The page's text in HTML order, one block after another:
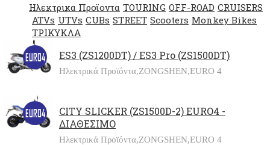
Ηλεκτρικα Προϊοντα TOURING OFF-ROAD CRUISERS
ATVs UTVs CUBs STREET Scooters Monkey Bikes
ΤΡΙΚΥΚΛΑ
ES3 (ZS1200DT) / ES3 Pro (ZS1500DT)
Ηλεκτρικά Προϊόντα,ZONGSHEN,EURO 4
CITY SLICKER (ZS1500D-2) EURO4 -
ΔΙΑΘΕΣΙΜΟ
Ηλεκτρικά Προϊόντα,ZONGSHEN,EURO 4